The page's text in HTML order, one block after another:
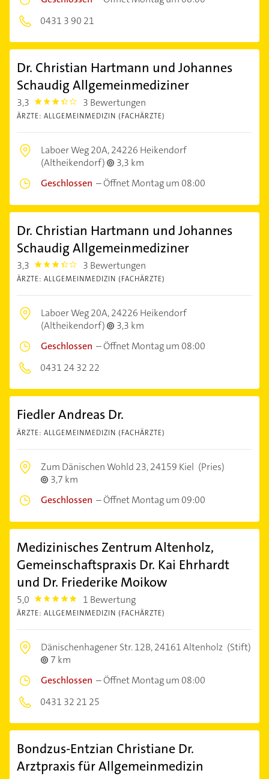
0431 3 90 21
Dr. Christian Hartmann und Johannes
Schaudig Allgemeinmediziner
3,3 3.3 3 Bewertungen
ÄRZTE: ALLGEMEINMEDIZIN (FACHÄRZTE)
Laboer Weg 20A,24226 Heikendorf
(Altheikendorf)
3,3 km
Geschlossen –Öffnet Montag um 08:00
Dr. Christian Hartmann und Johannes
Schaudig Allgemeinmediziner
3,3 3.3 3 Bewertungen
ÄRZTE: ALLGEMEINMEDIZIN (FACHÄRZTE)
Laboer Weg 20A,24226 Heikendorf
(Altheikendorf)
3,3 km
Geschlossen –Öffnet Montag um 08:00
0431 24 32 22
Fiedler Andreas Dr.
ÄRZTE: ALLGEMEINMEDIZIN (FACHÄRZTE)
Zum Dänischen Wohld 23,24159 Kiel (Pries)
3,7 km
Geschlossen –Öffnet Montag um 09:00
Medizinisches Zentrum Altenholz,
Gemeinschaftspraxis Dr. Kai Ehrhardt
und Dr. Friederike Moikow
5,0 5.0 1 Bewertung
ÄRZTE: ALLGEMEINMEDIZIN (FACHÄRZTE)
Dänischenhagener Str. 12B,24161 Altenholz (Stift)
7 km
Geschlossen –Öffnet Montag um 08:00
0431 32 21 25
Bondzus-Entzian Christiane Dr.
Arztpraxis für Allgemeinmedizin